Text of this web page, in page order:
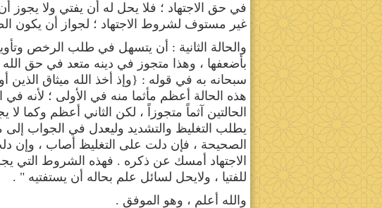
في حق الاجتهاد ؛ فلا يحل له أن يفتي ولا يجوز
غير مستوف لشروط الاجتهاد ؛ لجواز أن يكون
والحالة الثانية : أن يتسهل في طلب الرخص
بأضعفها ، وهذا متجوز في دينه متعد في حق الله
سبحانه به في قوله : {وإذ أخذ الله ميثاق الذين
هذه الحالة أعظم مأثما منه في الأولى ؛ لأنه
الحالتين آثماً متجوزاً ، لكن الثاني أعظم
يطلب التغليظ والتشديد وليعدل في الجواب
الصحيحة ، فإن دلت على التغليظ أصاب ، وإن
الاجتهاد أمسك عن ذكره . فهذه الشروط التي
للفتيا ، ولايحل لسائل علم بحاله أن يستفتيه " .
والله أعلم ، وهو الموفق .